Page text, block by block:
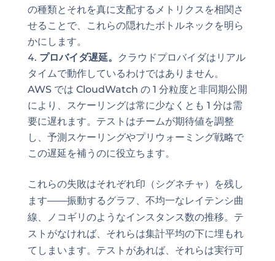
の種類とそれを真に支配するメトリクスを相関さ
せることで、これらの隠れたボトルネックを明ら
かにします。
プロバイダ遅延。
クラウドプロバイダはリアル
タイムで動作しているわけではありません。
AWS では CloudWatch の 1 分粒度と非同期公開
により、スケーリングは常に少なくとも 1 分は需
要に遅れます。テストはチームが期待値を調整
し、予測スケーリングやプリウォーミング戦略で
この遅延を補うのに役立ちます。
これらの失敗はそれぞれ印（シグネチャ）を残し
ます——振動するグラフ、不均一なレイテンシ曲
線、ノコギリのようなインスタンス数の推移。テ
ストがなければ、それらは集計平均の下に埋もれ
てしまいます。テストがあれば、それらは実行可